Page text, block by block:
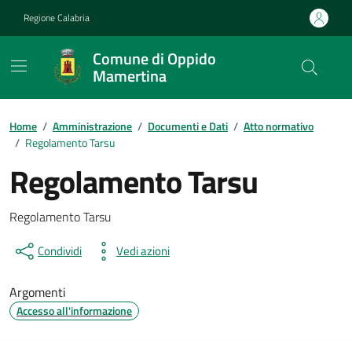
Regione Calabria
Comune di Oppido
Mamertina
Home / Amministrazione / Documenti e Dati / Atto normativo
/ Regolamento Tarsu
Regolamento Tarsu
Dettagli del documento
Regolamento Tarsu
Condividi Vedi azioni
Argomenti
Accesso all'informazione